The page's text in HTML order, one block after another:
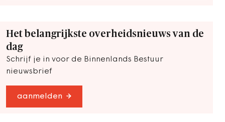
Het belangrijkste overheidsnieuws van de
dag
Schrijf je in voor de Binnenlands Bestuur
nieuwsbrief
aanmelden